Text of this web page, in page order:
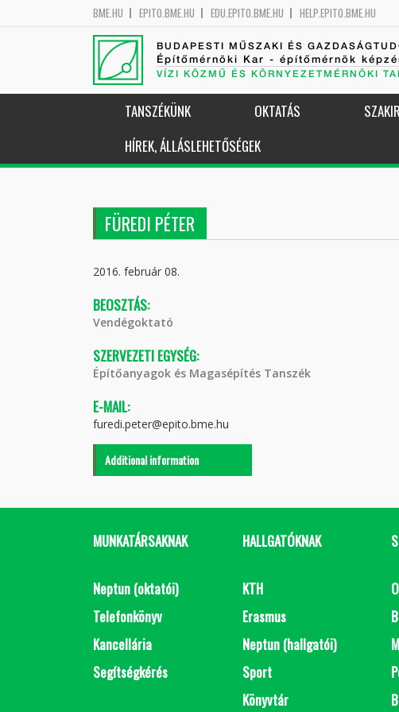
BME.HU EPITO.BME.HU EDU.EPITO.BME.HU HELP.EPITO.BME.HU
BUDAPESTI MŰSZAKI ÉS
Építőmérnöki Kar - építőmérnök
VÍZI KÖZMŰ ÉS KÖRNYEZETMÉRNÖKI
TANSZÉKÜNK OKTATÁS
HÍREK, ÁLLÁSLEHETŐSÉGEK
FÜREDI PÉTER
2016. február 08.
BEOSZTÁS:
Vendégoktató
SZERVEZETI EGYSÉG:
Építőanyagok és Magasépítés Tanszék
E-MAIL:
furedi.peter@epito.bme.hu
Additional information
MUNKATÁRSAKNAK
Neptun (oktatói)
Telefonkönyv
Kancellária
Segítségkérés
HALLGATÓKNAK
KTH
Erasmus
Neptun (hallgatói)
Sport
Könyvtár